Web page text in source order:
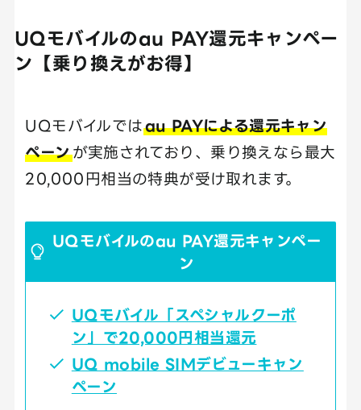
UQモバイルのau PAY還元キャンペー
ン【乗り換えがお得】
UQモバイルではau PAYによる還元キャン
ペーンが実施されており、乗り換えなら最大
20,000円相当の特典が受け取れます。
UQモバイルのau PAY還元キャンペー
ン
UQモバイル「スペシャルクーポ
ン」で20,000円相当還元
UQ mobile SIMデビューキャン
ペーン